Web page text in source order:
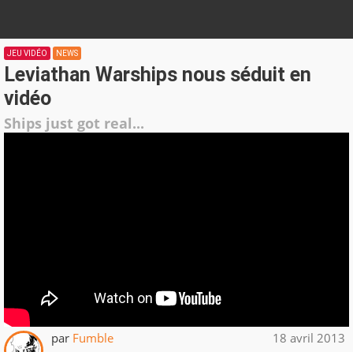
JEU VIDÉO NEWS
Leviathan Warships nous séduit en
vidéo
Ships just got real...
par Fumble 18 avril 2013